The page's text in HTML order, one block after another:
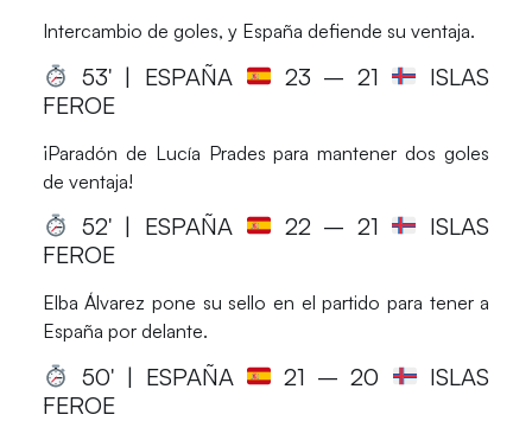
Intercambio de goles, y España defiende su ventaja.
53′ | ESPAÑA 23 – 21
ISLAS
FEROE
¡Paradón de Lucía Prades para mantener dos goles
de ventaja!
52′ | ESPAÑA 22– 21
ISLAS
FEROE
Elba Álvarez pone su sello en el partido para tener a
España por delante.
50′ | ESPAÑA 21 – 20
ISLAS
FEROE